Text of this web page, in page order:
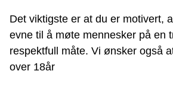
Det viktigste er at du er motivert,
evne til å møte mennesker på en
respektfull måte. Vi ønsker også
over 18år